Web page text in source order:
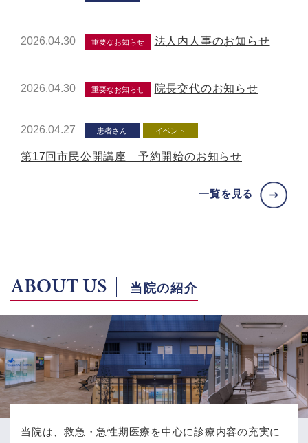
2026.04.30 重要なお知らせ 法人内人事のお知らせ
2026.04.30 重要なお知らせ 院長交代のお知らせ
2026.04.27 患者さん イベント
第17回市民公開講座 予約開始のお知らせ
一覧を見る
ABOUT US 当院の紹介
当院は、救急・急性期医療を中心に診療内容の充実に